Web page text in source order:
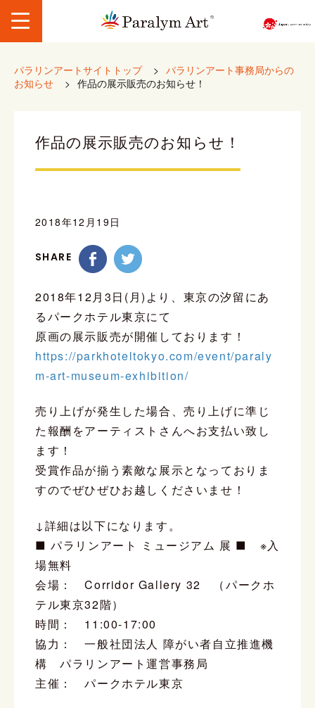
パラリンアートサイトトップ > パラリンアート事務局からの
お知らせ
> 作品の展示販売のお知らせ！
作品の展示販売のお知らせ！
2018年12月19日
SHARE
2018年12月3日(月)より、東京の汐留にあ
るパークホテル東京にて
原画の展示販売が開催しております！
https://parkhoteltokyo.com/event/paraly
m-art-museum-exhibition/
売り上げが発生した場合、売り上げに準じ
た報酬をアーティストさんへお支払い致し
ます！
受賞作品が揃う素敵な展示となっておりま
すのでぜひぜひお越しくださいませ！
↓詳細は以下になります。
■ パラリンアート ミュージアム 展 ■ ※入
場無料
会場： Corridor Gallery 32 （パークホ
テル東京32階）
時間： 11:00-17:00
協力： 一般社団法人 障がい者自立推進機
構 パラリンアート運営事務局
主催： パークホテル東京